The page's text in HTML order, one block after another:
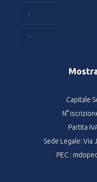
Capitale
N°
Partita
Sede Legale: Via
PEC :